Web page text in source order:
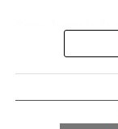
informó durante
condición de su